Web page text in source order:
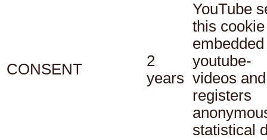
CONSENT
2
years
YouTube
this
embedded
youtube-
videos and
registers
statistical